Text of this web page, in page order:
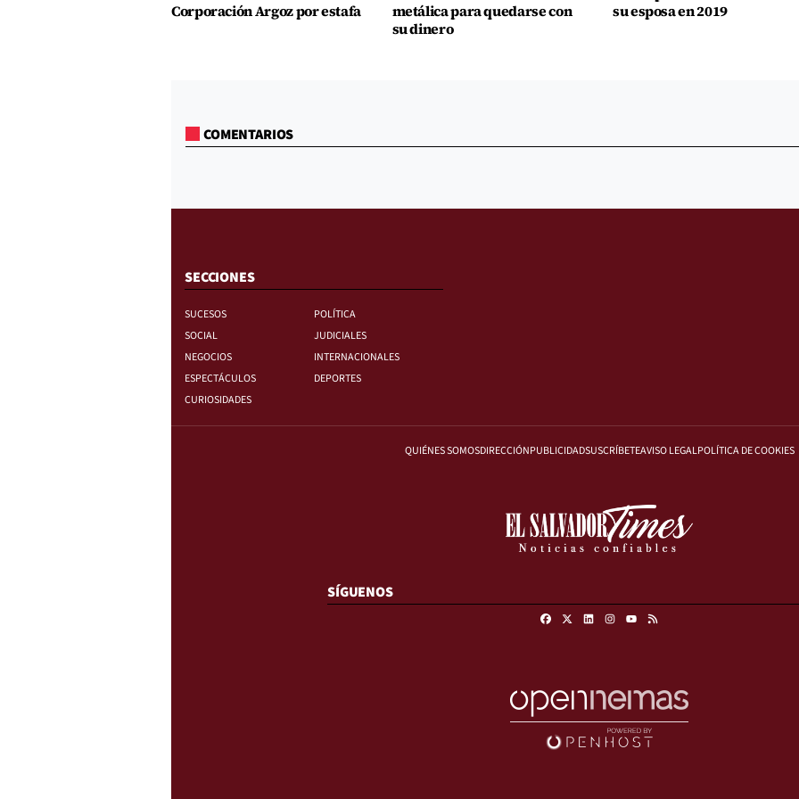
Corporación Argoz por estafa
metálica para quedarse con
su dinero
su esposa en 2019
COMENTARIOS
SECCIONES
SUCESOS
POLÍTICA
SOCIAL
JUDICIALES
NEGOCIOS
INTERNACIONALES
ESPECTÁCULOS
DEPORTES
CURIOSIDADES
QUIÉNES SOMOSDIRECCIÓNPUBLICIDADSUSCRÍBETEAVISO LEGALPOLÍTICA DE COOKIES
SÍGUENOS
FacebookLinkedinInstagram